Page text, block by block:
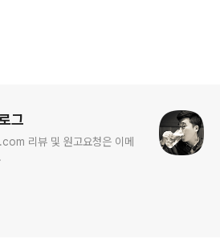
그
리뷰 및 원고요청은 이메